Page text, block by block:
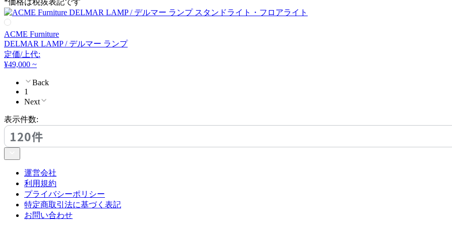
FLOS
FOSCARINI
フォスカリーニ
Frank Lloyd Wright
フランク ロイド ライト
FRITZ HANSEN
フリッツハンセン
*価格は税抜表記です
ACME Furniture
DELMAR LAMP / デルマー ランプ
定価/上代:
¥49,000 ~
Back
1
Next
表示件数:
120件
運営会社
利用規約
プライバシーポリシー
特定商取引法に基づく表記
お問い合わせ